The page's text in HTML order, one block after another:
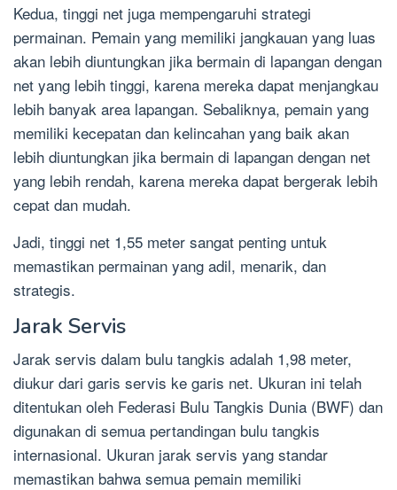
Kedua, tinggi net juga mempengaruhi strategi
permainan. Pemain yang memiliki jangkauan yang luas
akan lebih diuntungkan jika bermain di lapangan dengan
net yang lebih tinggi, karena mereka dapat menjangkau
lebih banyak area lapangan. Sebaliknya, pemain yang
memiliki kecepatan dan kelincahan yang baik akan
lebih diuntungkan jika bermain di lapangan dengan net
yang lebih rendah, karena mereka dapat bergerak lebih
cepat dan mudah.
Jadi, tinggi net 1,55 meter sangat penting untuk
memastikan permainan yang adil, menarik, dan
strategis.
Jarak Servis
Jarak servis dalam bulu tangkis adalah 1,98 meter,
diukur dari garis servis ke garis net. Ukuran ini telah
ditentukan oleh Federasi Bulu Tangkis Dunia (BWF) dan
digunakan di semua pertandingan bulu tangkis
internasional. Ukuran jarak servis yang standar
memastikan bahwa semua pemain memiliki